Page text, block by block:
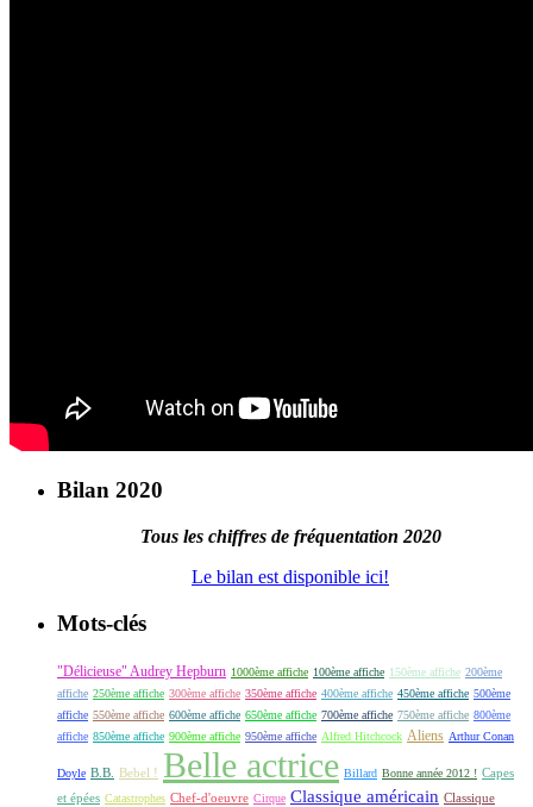
Bilan 2020
Tous les chiffres de fréquentation 2020
Le bilan est disponible ici!
Mots-clés
"Délicieuse" Audrey Hepburn 1000ème affiche 100ème affiche 150ème affiche 200ème
affiche 250ème affiche 300ème affiche 350ème affiche 400ème affiche 450ème affiche 500ème
affiche 550ème affiche 600ème affiche 650ème affiche 700ème affiche 750ème affiche 800ème
affiche 850ème affiche 900ème affiche 950ème affiche Alfred Hitchcock Aliens Arthur Conan
Doyle B.B. Bebel ! Belle actrice Billard Bonne année 2012 ! Capes
et épées Catastrophes Chef-d'oeuvre Cirque Classique américain Classique